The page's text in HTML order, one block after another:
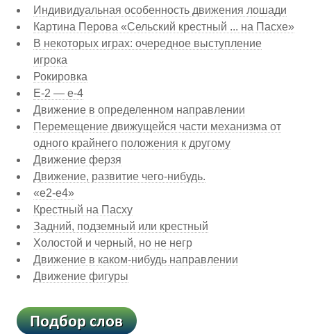
Индивидуальная особенность движения лошади
Картина Перова «Сельский крестный ... на Пасхе»
В некоторых играх: очередное выступление
игрока
Рокировка
Е-2 — е-4
Движение в определенном направлении
Перемещение движущейся части механизма от
одного крайнего положения к другому
Движение ферзя
Движение, развитие чего-нибудь.
«е2-е4»
Крестный на Пасху
Задний, подземный или крестный
Холостой и черный, но не негр
Движение в каком-нибудь направлении
Движение фигуры